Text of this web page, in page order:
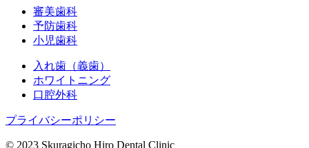
審美歯科
予防歯科
小児歯科
入れ歯（義歯）
ホワイトニング
口腔外科
プライバシーポリシー
© 2023 Skuragicho Hiro Dental Clinic